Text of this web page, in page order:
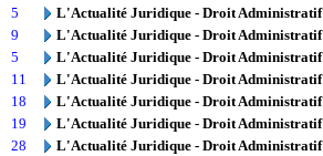
5
L'Actualité Juridique - Droit Administratif
9
L'Actualité Juridique - Droit Administratif
5
L'Actualité Juridique - Droit Administratif
11
L'Actualité Juridique - Droit Administratif
18
L'Actualité Juridique - Droit Administratif
19
L'Actualité Juridique - Droit Administratif
28
L'Actualité Juridique - Droit Administratif